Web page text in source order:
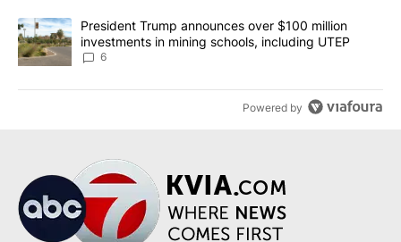
A trending article titled "President Trump announces over $100
President Trump announces over $100 million
investments in mining schools, including UTEP
6
Powered by